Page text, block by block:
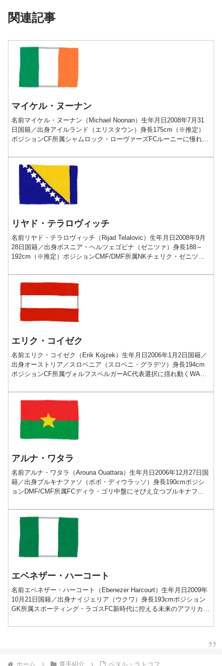
関連記事
マイケル・ヌーナン
名前マイケル・ヌーナン（Michael Noonan）生年月日2008年7月31
日国籍／出身アイルランド（エリスタウン）身長175cm（※推定）
ポジションCF所属シャムロック・ローヴァーズFCルーニーに憧れる
リヤド・テラロヴィッチ
名前リヤド・テラロヴィッチ（Rijad Telalovic）生年月日2008年9月
28日国籍／出身ボスニア・ヘルツェゴビナ（ゼニツァ）身長188～
192cm（※推定）ポジションCMF/DMF所属NKチェリク・ゼニツァ
エリク・コイゼク
名前エリク・コイゼク（Erik Kojzek）生年月日2006年1月2日国籍／
出身オーストリア／スロベニア（スロベニ・グラデツ）身長194cm
ポジションCF所属ヴォルフスベルガーAC代表選択に揺れ動くWAC
アルナ・ワタラ
名前アルナ・ワタラ（Arouna Ouattara）生年月日2006年12月27日国
籍／出身ブルキナファソ（ボボ・ディウラッソ）身長190cmポジシ
ョンDMF/CMF所属FCディラ・ゴリ中盤にそびえ立つブルキナファ
エベネザー・ハーコート
名前エベネザー・ハーコート（Ebenezer Harcourt）生年月日2009年
10月21日国籍／出身ナイジェリア（ウクワ）身長193cmポジション
GK所属スポーティング・ラゴスFC新時代に控える未来のアフリカ
ホーム 選手紹介 ペタル・ラトコフ